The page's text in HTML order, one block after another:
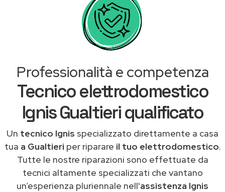
Professionalità e competenza
Tecnico elettrodomestico
Ignis Gualtieri qualificato
Un tecnico Ignis specializzato direttamente a casa
tua a Gualtieri per riparare il tuo elettrodomestico.
Tutte le nostre riparazioni sono effettuate da
tecnici altamente specializzati che vantano
un’esperienza pluriennale nell'assistenza Ignis